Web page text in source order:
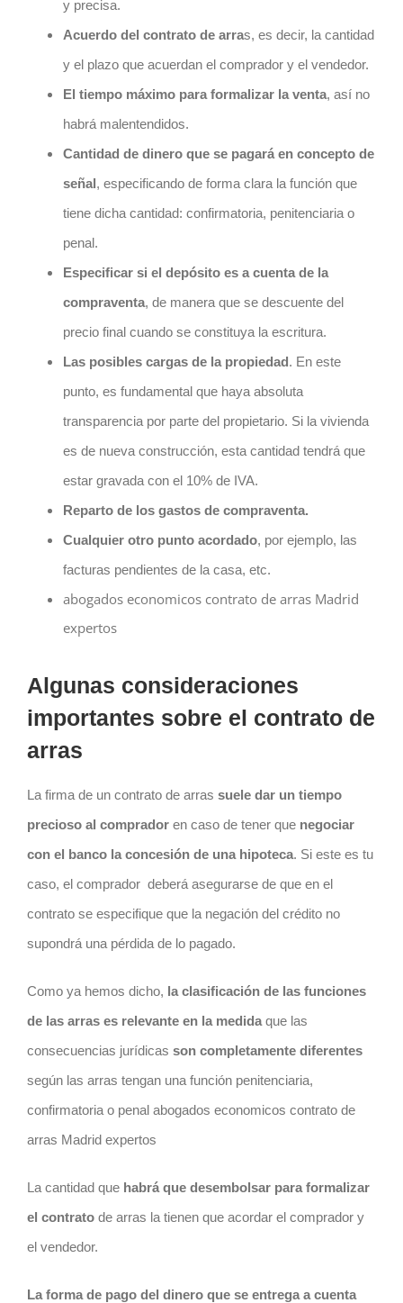
y precisa.
Acuerdo del contratode arras, es decir, la cantidad
y el plazo que acuerdanel comprador y el vendedor.
El tiempo máximo para formalizar la venta, así no
habrá malentendidos.
Cantidad de dinero que se pagará en concepto de
señal, especificando de forma clara la función que
tiene dicha cantidad: confirmatoria, penitenciaria o
penal.
Especificar si el depósito es a cuenta de la
compraventa, de manera que se descuente del
precio final cuando se constituya la escritura.
Las posibles cargas de la propiedad. En este
punto, es fundamental que haya absoluta
transparencia por parte del propietario. Si la vivienda
es de nueva construcción, esta cantidad tendrá que
estar gravada con el 10% de IVA.
Reparto de los gastos de compraventa.
Cualquier otro punto acordado, por ejemplo, las
facturas pendientes de la casa, etc.
abogados economicos contrato de arras Madrid
expertos
Algunas consideraciones
importantes sobre el contrato de
arras
La firma de un contratode arras suele dar un tiempo
precioso al compradoren caso de tener que negociar
con el banco la concesión de una hipoteca. Si este es tu
caso, el comprador deberá asegurarse de que en el
contratose especifique que la negación del crédito no
supondrá una pérdida de lo pagado.
Como ya hemos dicho, la clasificación de las funciones
de las arras es relevante en la medidaque las
consecuencias jurídicas son completamente diferentes
según las arras tengan una función penitenciaria,
confirmatoria o penal abogados economicos contrato de
arras Madrid expertos
La cantidad quehabrá que desembolsar para formalizar
el contratode arras la tienen que acordar el comprador y
el vendedor.
La forma de pago del dinero que se entrega a cuenta